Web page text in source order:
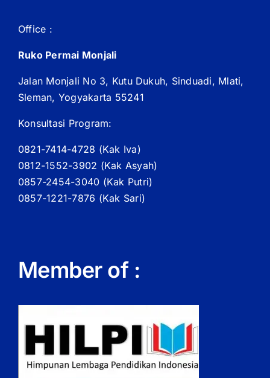
Office :
Ruko Permai Monjali
Jalan Monjali No 3, Kutu Dukuh, Sinduadi, Mlati,
Sleman, Yogyakarta 55241
Konsultasi Program:
0821-7414-4728 (Kak Iva)
0812-1552-3902 (Kak Asyah)
0857-2454-3040 (Kak Putri)
0857-1221-7876 (Kak Sari)
Member of :